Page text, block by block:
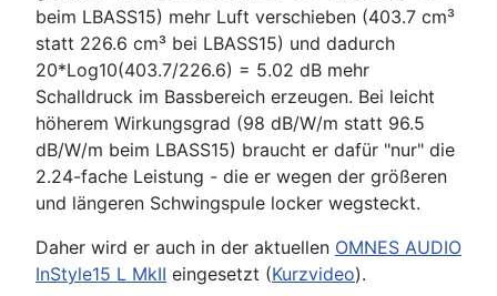
beim LBASS15) mehr Luft verschieben (403.7 cm³
statt 226.6 cm³ bei LBASS15) und dadurch
20*Log10(403.7/226.6) = 5.02 dB mehr
Schalldruck im Bassbereich erzeugen. Bei leicht
höherem Wirkungsgrad (98 dB/W/m statt 96.5
dB/W/m beim LBASS15) braucht er dafür "nur" die
2.24-fache Leistung - die er wegen der größeren
und längeren Schwingspule locker wegsteckt.
Daher wird er auch in der aktuellen OMNES AUDIO
InStyle15 L MkII eingesetzt (Kurzvideo).